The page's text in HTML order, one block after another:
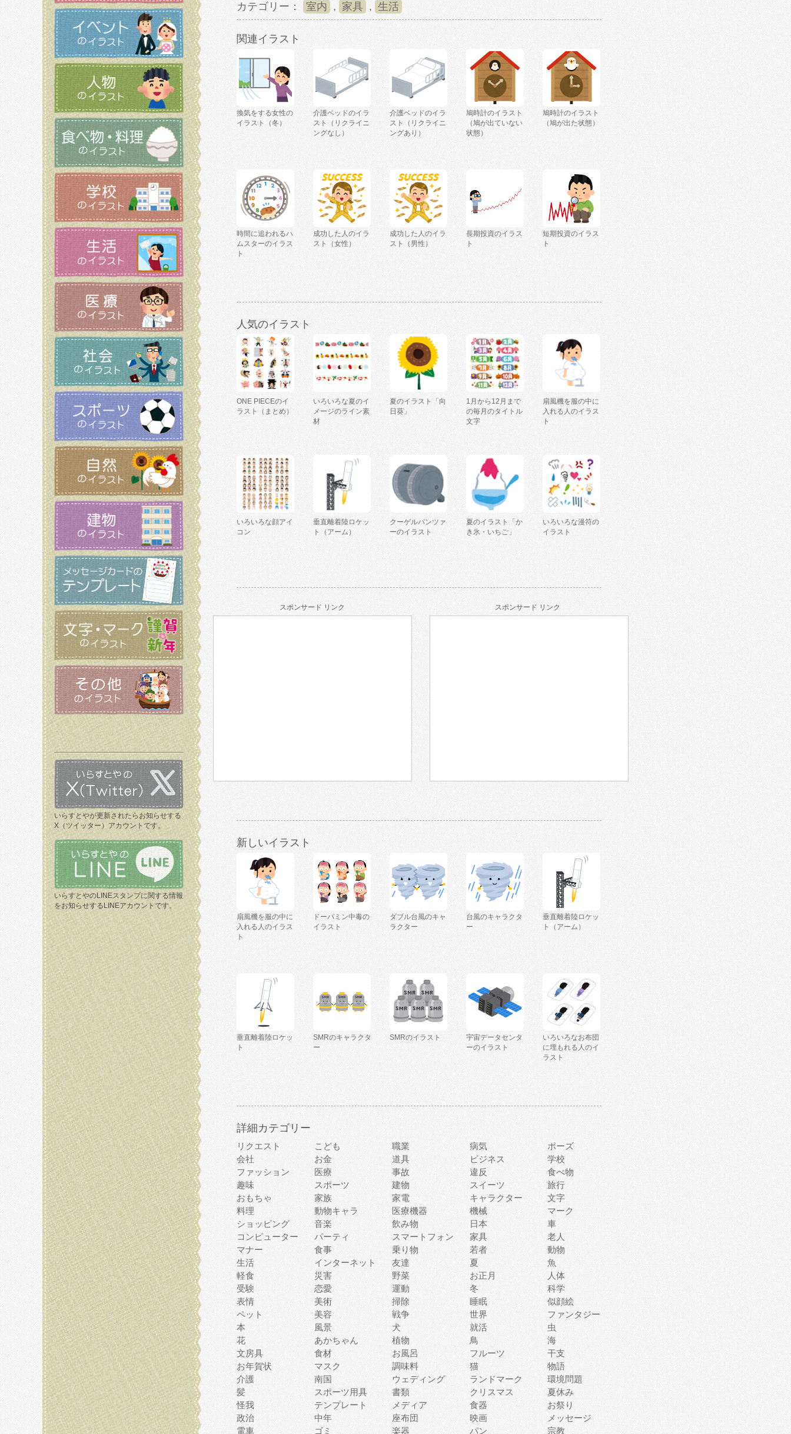
いらすとやが更新されたらお知らせする
X（ツイッター）アカウントです。
いらすとやのLINEスタンプに関する情報
をお知らせするLINEアカウントです。
カテゴリー： 室内 , 家具 , 生活
関連イラスト
換気をする女性の
イラスト（冬）
介護ベッドのイラ
スト（リクライニ
ングなし）
介護ベッドのイラ
スト（リクライニ
ングあり）
鳩時計のイラスト
（鳩が出ていない
状態）
鳩時計のイラスト
（鳩が出た状態）
時間に追われるハ
ムスターのイラス
ト
成功した人のイラ
スト（女性）
成功した人のイラ
スト（男性）
長期投資のイラス
ト
短期投資のイラス
ト
人気のイラスト
ONE PIECEのイ
ラスト（まとめ）
いろいろな夏のイ
メージのライン素
材
夏のイラスト「向
日葵」
1月から12月まで
の毎月のタイトル
文字
扇風機を服の中に
入れる人のイラス
ト
いろいろな顔アイ
コン
垂直離着陸ロケッ
ト（アーム）
クーゲルパンツァ
ーのイラスト
夏のイラスト「か
き氷・いちご」
いろいろな漫符の
イラスト
スポンサード リンク スポンサード リンク
新しいイラスト
扇風機を服の中に
入れる人のイラス
ト
ドーパミン中毒の
イラスト
ダブル台風のキャ
ラクター
台風のキャラクタ
ー
垂直離着陸ロケッ
ト（アーム）
垂直離着陸ロケッ
ト
SMRのキャラクタ
ー
SMRのイラスト
宇宙データセンタ
ーのイラスト
いろいろなお布団
に埋もれる人のイ
ラスト
詳細カテゴリー
リクエスト こども 職業 病気
ポーズ
会社
お金 道具 ビジネス
学校
ファッション
医療 事故 違反
食べ物
趣味
スポーツ 建物 スイーツ
旅行
おもちゃ
家族 家電 キャラクター
文字
料理
動物キャラ 医療機器 機械
マーク
ショッピング
音楽 飲み物 日本
車
コンピューター
パーティ スマートフォン 家具
老人
マナー
食事 乗り物 若者
動物
生活
インターネット 友達 夏
魚
軽食
災害 野菜 お正月
人体
受験
恋愛 運動 冬
科学
表情
美術 掃除 睡眠
似顔絵
ペット
美容 戦争 世界
ファンタジー
本
風景 犬 就活
虫
花
あかちゃん 植物 鳥
海
文房具
食材 お風呂 フルーツ
干支
お年賀状
マスク 調味料 猫
物語
介護
南国 ウェディング ランドマーク
環境問題
髪
スポーツ用具 書類 クリスマス
夏休み
怪我
テンプレート メディア 食器
お祭り
政治
中年 座布団 映画
メッセージ
電車
ゴミ 楽器 パン 宗教